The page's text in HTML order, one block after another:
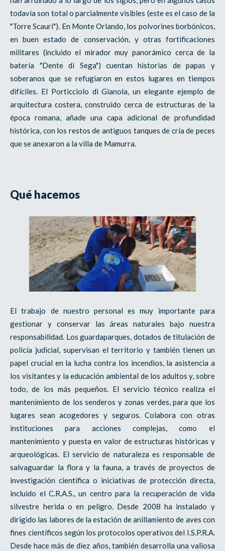
todavía son total o parcialmente visibles (este es el caso de la
"Torre Scauri"). En Monte Orlando, los polvorines borbónicos,
en buen estado de conservación, y otras fortificaciones
militares (incluido el mirador muy panorámico cerca de la
batería "Dente di Sega") cuentan historias de papas y
soberanos que se refugiaron en estos lugares en tiempos
difíciles. El Porticciolo di Gianola, un elegante ejemplo de
arquitectura costera, construido cerca de estructuras de la
época romana, añade una capa adicional de profundidad
histórica, con los restos de antiguos tanques de cría de peces
que se anexaron a la villa de Mamurra.
Qué hacemos
El trabajo de nuestro personal es muy importante para
gestionar y conservar las áreas naturales bajo nuestra
responsabilidad. Los guardaparques, dotados de titulación de
policía judicial, supervisan el territorio y también tienen un
papel crucial en la lucha contra los incendios, la asistencia a
los visitantes y la educación ambiental de los adultos y, sobre
todo, de los más pequeños. El servicio técnico realiza el
mantenimiento de los senderos y zonas verdes, para que los
lugares sean acogedores y seguros. Colabora con otras
instituciones para acciones complejas, como el
mantenimiento y puesta en valor de estructuras históricas y
arqueológicas. El servicio de naturaleza es responsable de
salvaguardar la flora y la fauna, a través de proyectos de
investigación científica o iniciativas de protección directa,
incluido el C.R.A.S., un centro para la recuperación de vida
silvestre herida o en peligro. Desde 2008 ha instalado y
dirigido las labores de la estación de anillamiento de aves con
fines científicos según los protocolos operativos del I.S.P.R.A.
Desde hace más de diez años, también desarrolla una valiosa